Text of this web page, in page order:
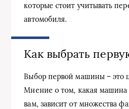
которые стоит учитывать
автомобиля.
Как выбрать
Выбор первой машины – это
Мнение о том, какая
вам, зависит от множества